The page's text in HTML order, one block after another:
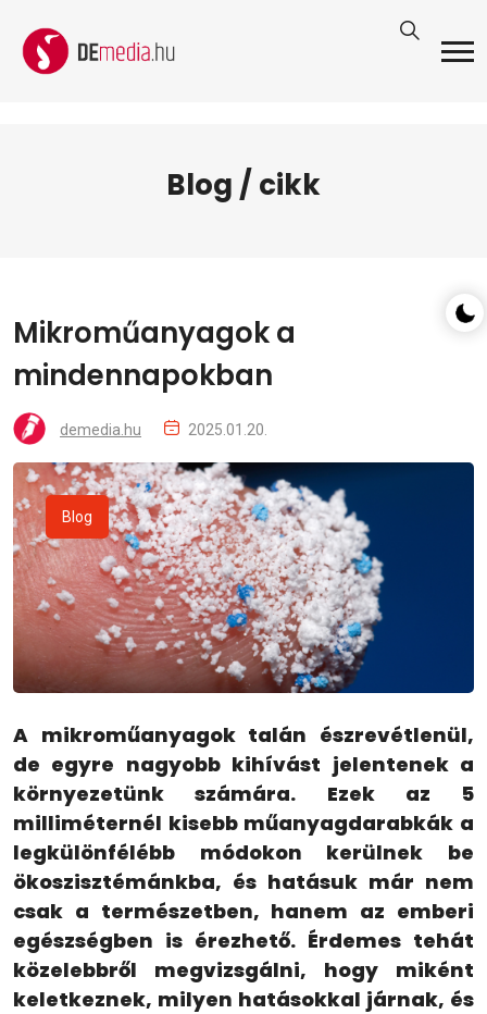
Blog / cikk
Mikroműanyagok a
mindennapokban
demedia.hu 2025.01.20.
Blog
A mikroműanyagok talán észrevétlenül,
de egyre nagyobb kihívást jelentenek a
környezetünk számára. Ezek az 5
milliméternél kisebb műanyagdarabkák a
legkülönfélébb módokon kerülnek be
ökoszisztémánkba, és hatásuk már nem
csak a természetben, hanem az emberi
egészségben is érezhető. Érdemes tehát
közelebbről megvizsgálni, hogy miként
keletkeznek, milyen hatásokkal járnak, és